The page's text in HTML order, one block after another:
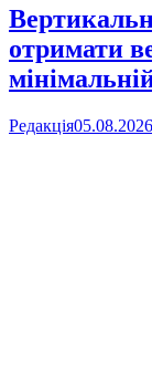
отримати
Редакція05.08.2026